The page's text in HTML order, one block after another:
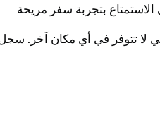
بتجربة سفر مريحة
تتوفر في أي مكان آخر. سجل